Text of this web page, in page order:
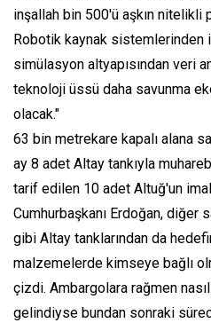
inşallah bin 500'ü aşkın
Robotik kaynak
simülasyon altyapısından veri
teknoloji üssü daha savunma
olacak."
63 bin metrekare kapalı alana
ay 8 adet Altay tankıyla
tarif edilen 10 adet Altuğ'un
Cumhurbaşkanı Erdoğan, diğer
gibi Altay tanklarından da
malzemelerde kimseye bağlı
çizdi. Ambargolara rağmen
gelindiyse bundan sonraki